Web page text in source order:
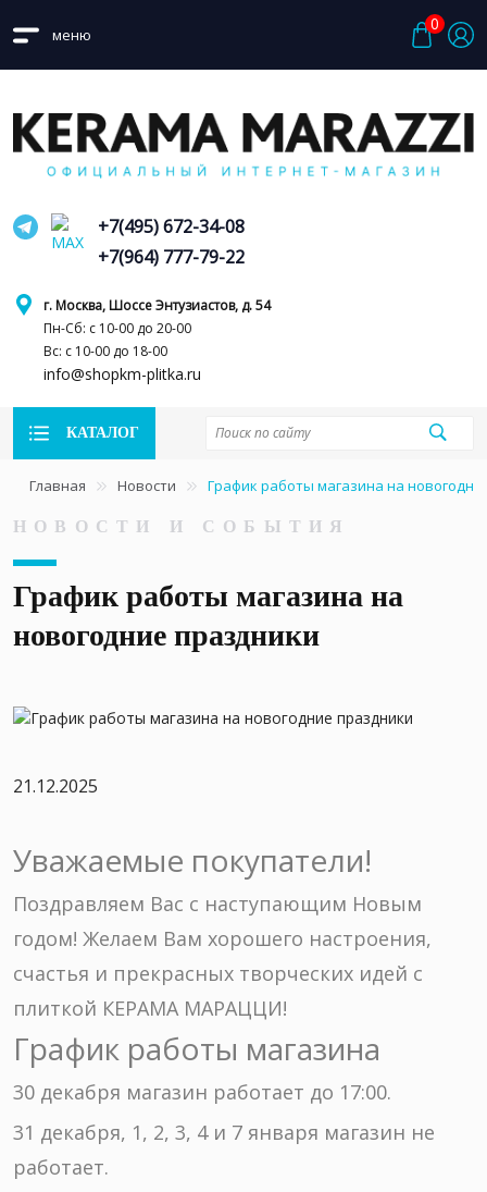
меню
0
г. Москва, Шоссе Энтузиастов, д. 54
Пн-Сб: с 10-00 до 20-00
Вс: с 10-00 до 18-00
info@shopkm-plitka.ru
+7(495) 672-34-08
+7(964) 777-79-22
КАТАЛОГ
Главная Новости График работы магазина на
НОВОСТИ И СОБЫТИЯ
График работы магазина на
новогодние праздники
21.12.2025
Уважаемые покупатели!
Поздравляем Вас с наступающим Новым
годом! Желаем Вам хорошего настроения,
счастья и прекрасных творческих идей с
плиткой КЕРАМА МАРАЦЦИ!
График работы магазина
30 декабря магазин работает до 17:00.
31 декабря, 1, 2, 3, 4 и 7 января магазин не
работает.